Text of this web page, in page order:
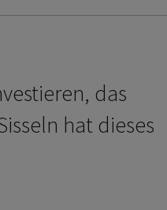
das
hat dieses